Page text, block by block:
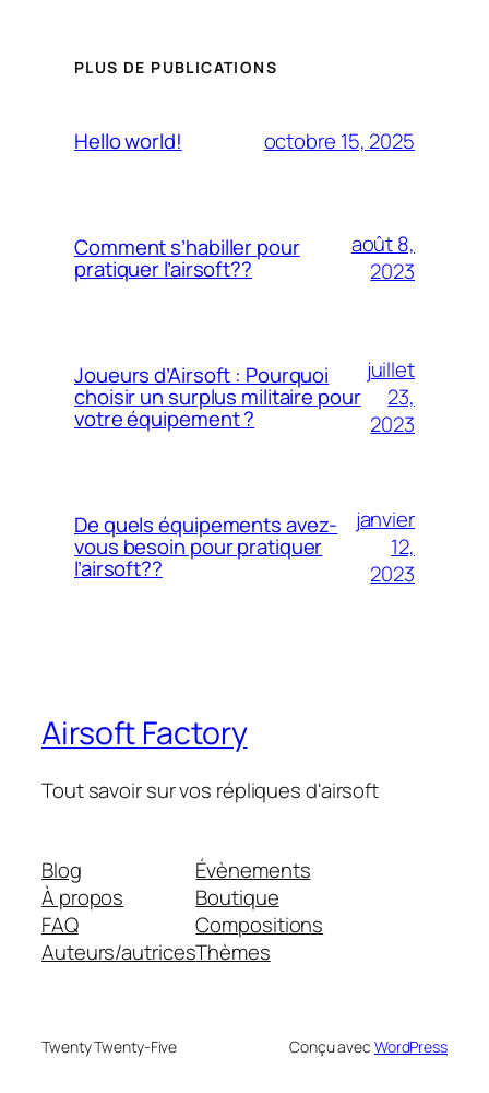
PLUS DE PUBLICATIONS
Hello world! octobre 15, 2025
Comment s’habiller pour
pratiquer l’airsoft??
août 8,
2023
Joueurs d’Airsoft : Pourquoi
choisir un surplus militaire pour
votre équipement ?
juillet
23,
2023
De quels équipements avez-
vous besoin pour pratiquer
l’airsoft??
janvier
12,
2023
Airsoft Factory
Tout savoir sur vos répliques d'airsoft
Blog
À propos
FAQ
Auteurs/autrices
Évènements
Boutique
Compositions
Thèmes
Twenty Twenty-Five Conçu avec WordPress